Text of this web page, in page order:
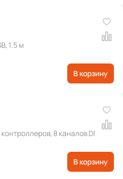
1.5 м
В корзину
8 каналов DI
В корзину